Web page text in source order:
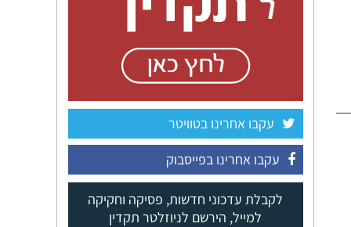
עקבו אחרינו בטוויטר
עקבו אחרינו בפייסבוק
לקבלת עדכוני חדשות, פסיקה וחקיקה
למייל, הירשם לניוזלטר תקדין